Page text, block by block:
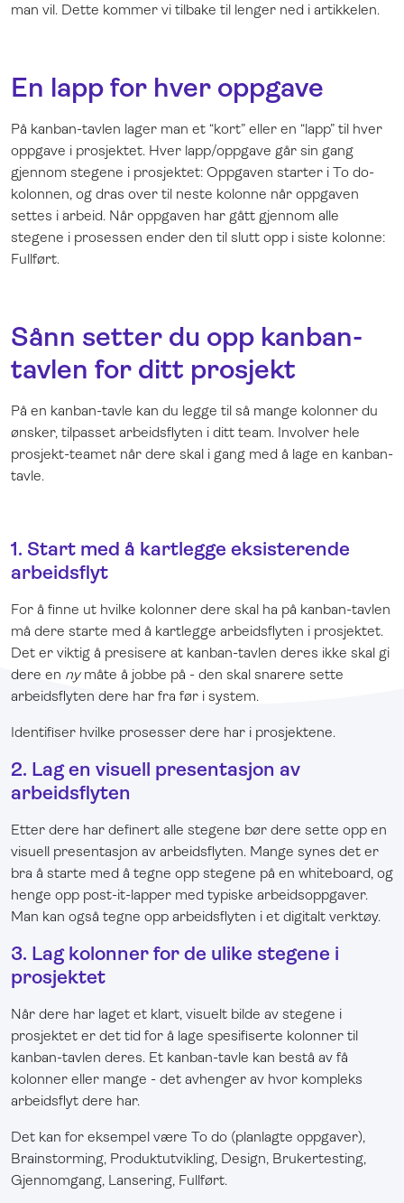
man vil. Dette kommer vi tilbake til lenger ned i artikkelen.
En lapp for hver oppgave
På kanban-tavlen lager man et “kort” eller en “lapp” til hver
oppgave i prosjektet. Hver lapp/oppgave går sin gang
gjennom stegene i prosjektet: Oppgaven starter i To do-
kolonnen, og dras over til neste kolonne når oppgaven
settes i arbeid. Når oppgaven har gått gjennom alle
stegene i prosessen ender den til slutt opp i siste kolonne:
Fullført.
Sånn setter du opp kanban-
tavlen for ditt prosjekt
På en kanban-tavle kan du legge til så mange kolonner du
ønsker, tilpasset arbeidsflyten i ditt team. Involver hele
prosjekt-teamet når dere skal i gang med å lage en kanban-
tavle.
1. Start med å kartlegge eksisterende
arbeidsflyt
For å finne ut hvilke kolonner dere skal ha på kanban-tavlen
må dere starte med å kartlegge arbeidsflyten i prosjektet.
Det er viktig å presisere at kanban-tavlen deres ikke skal gi
dere en ny måte å jobbe på - den skal snarere sette
arbeidsflyten dere har fra før i system.
Identifiser hvilke prosesser dere har i prosjektene.
2. Lag en visuell presentasjon av
arbeidsflyten
Etter dere har definert alle stegene bør dere sette opp en
visuell presentasjon av arbeidsflyten. Mange synes det er
bra å starte med å tegne opp stegene på en whiteboard, og
henge opp post-it-lapper med typiske arbeidsoppgaver.
Man kan også tegne opp arbeidsflyten i et digitalt verktøy.
3. Lag kolonner for de ulike stegene i
prosjektet
Når dere har laget et klart, visuelt bilde av stegene i
prosjektet er det tid for å lage spesifiserte kolonner til
kanban-tavlen deres. Et kanban-tavle kan bestå av få
kolonner eller mange - det avhenger av hvor kompleks
arbeidsflyt dere har.
Det kan for eksempel være To do (planlagte oppgaver),
Brainstorming, Produktutvikling, Design, Brukertesting,
Gjennomgang, Lansering, Fullført.